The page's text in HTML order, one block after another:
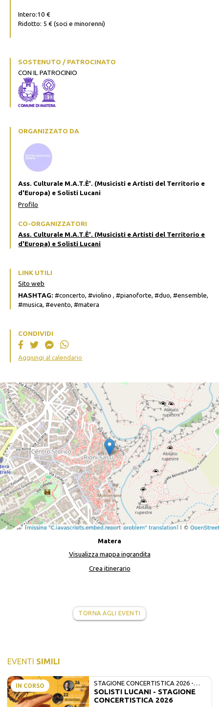
Intero:10 €
Ridotto: 5 € (soci e minorenni)
SOSTENUTO / PATROCINATO
CON IL PATROCINIO
ORGANIZZATO DA
Ass. Culturale M.A.T.È'. (Musicisti e Artisti del Territorio e
d'Europa) e Solisti Lucani
Profilo
CO-ORGANIZZATORI
Ass. Culturale M.A.T.È'. (Musicisti e Artisti del Territorio e
d'Europa) e Solisti Lucani
LINK UTILI
Sito web
HASHTAG: #concerto, #violino , #pianoforte, #duo, #ensemble,
#musica, #evento, #matera
CONDIVIDI
Aggiungi al calendario
Matera
Visualizza mappa ingrandita
Crea itinerario
TORNA AGLI EVENTI
EVENTI SIMILI
IN CORSO
STAGIONE CONCERTISTICA 2026 -
MATE E SOLISTI LUCANI
SOLISTI LUCANI - STAGIONE
CONCERTISTICA 2026